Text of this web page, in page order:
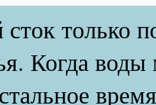
только
Когда воды